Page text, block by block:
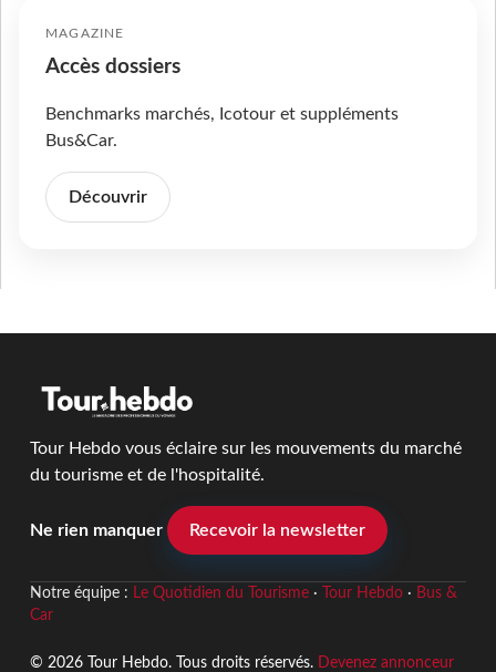
MAGAZINE
Accès dossiers
Benchmarks marchés, Icotour et suppléments
Bus&Car.
Découvrir
Tour Hebdo vous éclaire sur les mouvements du marché
du tourisme et de l'hospitalité.
Ne rien manquer Recevoir la newsletter
Notre équipe : Le Quotidien du Tourisme· Tour Hebdo· Bus &
Car
© 2026 Tour Hebdo. Tous droits réservés. Devenez annonceur